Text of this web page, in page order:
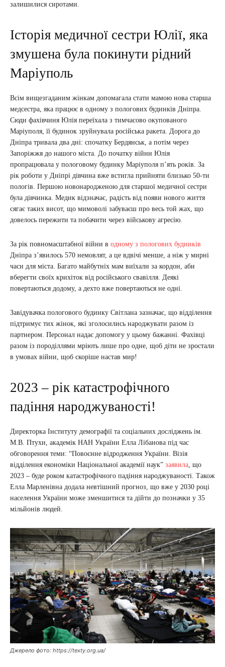
залишилися сиротами.
Історія медичної сестри Юлії, яка
змушена була покинути рідний
Маріуполь
Всім вищезгаданим жінкам допомагала стати мамою нова старша
медсестра, яка працює в одному з пологових будинків Дніпра.
Сюди фахівчиня Юлія переїхала з тимчасово окупованого
Маріуполя, її будинок зруйнувала російська ракета. Дорога до
Дніпра тривала два дні: спочатку Бердянськ, а потім через
Запоріжжя до нашого міста. До початку війни Юлія
пропрацювала у пологовому будинку Маріуполя п’ять років. За
рік роботи у Дніпрі дівчина вже встигла прийняти близько 50-ти
пологів. Першою новонародженою для старшої медичної сестри
була дівчинка. Медик відзначає, радість від появи нового життя
сягає таких висот, що мимоволі забуваєш про весь той жах, що
довелось пережити та побачити через військову агресію.
За рік повномасштабної війни в одному з пологових будинків
Дніпра з’явилось 570 немовлят, а це вдвічі менше, а ніж у мирні
часи для міста. Багато майбутніх мам виїхали за кордон, аби
вберегти своїх крихіток від російського свавілля. Деякі
повертаються додому, а дехто вже повертаються не одні.
Завідувачка пологового будинку Світлана зазначає, що відділення
підтримує тих жінок, які зголосились народжувати разом із
партнером. Персонал надає допомогу у цьому бажанні. Фахівці
разом із породіллями мріють лише про одне, щоб діти не зростали
в умовах війни, щоб скоріше настав мир!
2023 – рік катастрофічного
падіння народжуваності!
Директорка Інституту демографії та соціальних досліджень ім.
М.В. Птухи, академік НАН України Елла Лібанова під час
обговорення теми: “Повоєнне відродження України. Візія
відділення економіки Національної академії наук” заявила, що
2023 – буде роком катастрофічного падіння народжуваності. Також
Елла Марленівна додала невтішний прогноз, що вже у 2030 році
населення України може зменшитися та дійти до позначки у 35
мільйонів людей.
Джерело фото: https://texty.org.ua/